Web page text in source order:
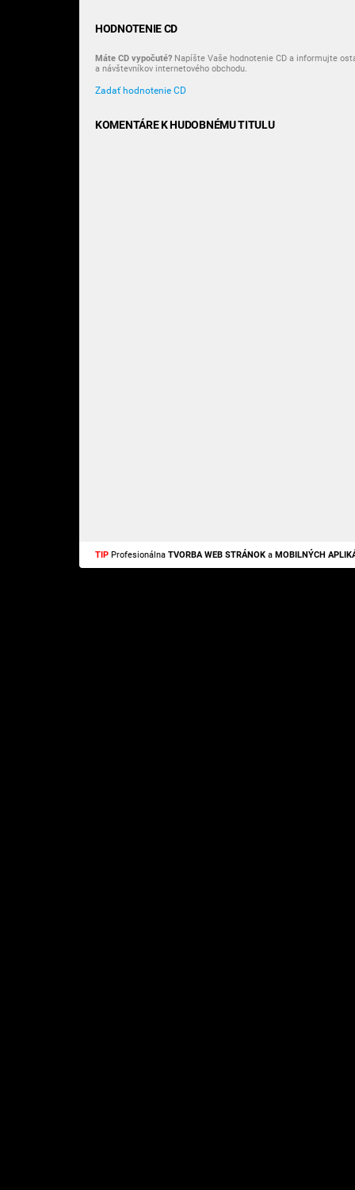
HODNOTENIE CD
Máte CD vypočuté? Napíšte Vaše hodnotenie CD a informujte
a návštevníkov internetového obchodu.
Zadať hodnotenie CD
KOMENTÁRE K HUDOBNÉMU TITULU
TIP Profesionálna TVORBA WEB STRÁNOK a MOBILNÝCH